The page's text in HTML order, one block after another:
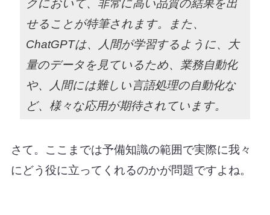
クにおいて、非常に高い品質の結果を出
せることが特筆されます。また、
ChatGPTは、人間が学習するように、大
量のデータを見ているため、業務自動化
や、人間には難しい言語処理の自動化な
ど、様々な応用が期待されています。
さて。ここまでは予備知識の範囲で実際に我々
にどう役に立ってくれるのかが問題ですよね。